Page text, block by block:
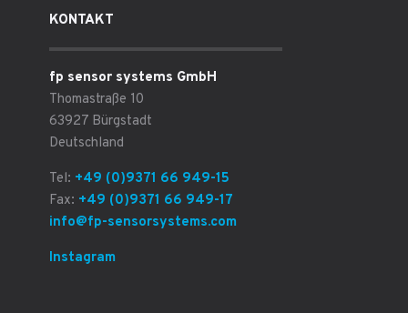
KONTAKT
fp sensor systems GmbH
Thomastraße 10
63927 Bürgstadt
Deutschland
Tel: +49 (0)9371 66 949-15
Fax: +49 (0)9371 66 949-17
info@fp-sensorsystems.com
Instagram